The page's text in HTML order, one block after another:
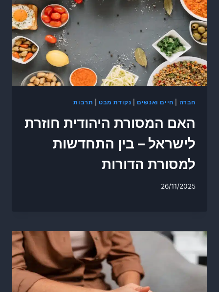
חברה חיים ואנשים נקודת מבט תרבות
האם המסורת היהודית חוזרת
לישראל – בין התחדשות
למסורת הדורות
26/11/2025